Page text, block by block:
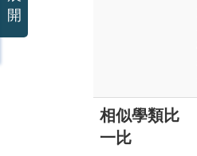
相似學類比
一比
開